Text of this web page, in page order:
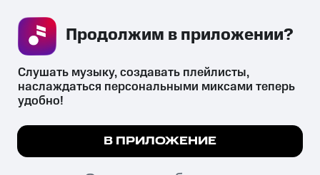
СКАЧАТЬ ПРИЛОЖЕНИЕ
психотропных веществ, их аналогов причиняет вред здоровью,
их незаконный оборот запрещён и влечёт установленную
законодательством ответственность.
© 2026 ООО «КИОН».
Мы используем куки, чтобы на сайте все
Подробнее
Слушать музыку, создавать плейлисты,
наслаждаться персональными миксами теперь
удобно!
В ПРИЛОЖЕНИЕ